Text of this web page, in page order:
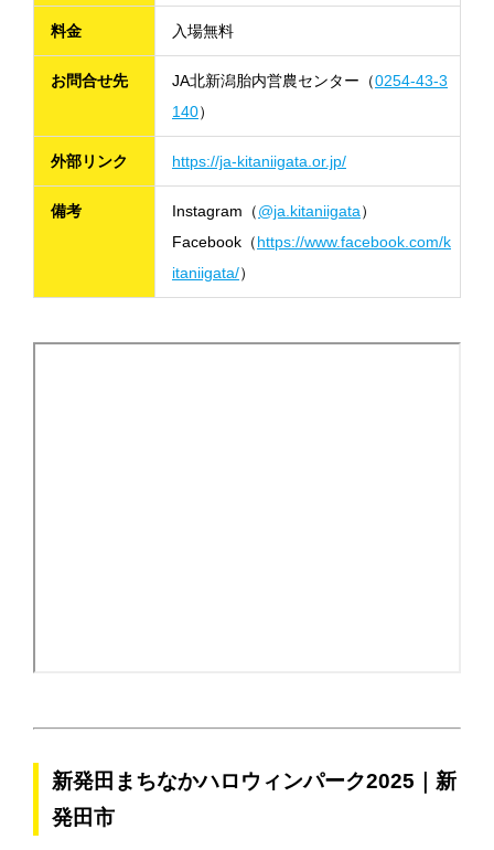
料金 入場無料
お問合せ先 JA北新潟胎内営農センター（0254-43-3
140）
外部リンク https://ja-kitaniigata.or.jp/
備考 Instagram（@ja.kitaniigata）
Facebook（https://www.facebook.com/k
itaniigata/）
新発田まちなかハロウィンパーク2025｜新
発田市